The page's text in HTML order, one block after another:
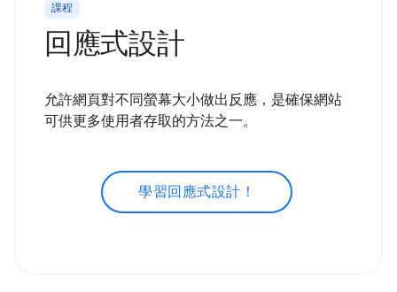
課程
回應式設計
允許網頁對不同螢幕大小做出反應，是確保網站
可供更多使用者存取的方法之一。
學習回應式設計！